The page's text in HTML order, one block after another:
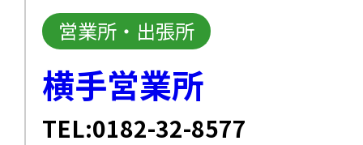
営業所・出張所
横手営業所
TEL:0182-32-8577